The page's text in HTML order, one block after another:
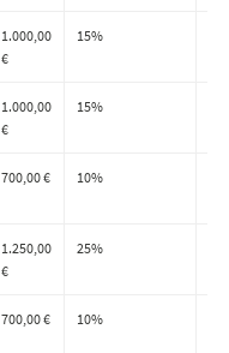
1.000,00
€
15%
1.000,00
€
15%
700,00 € 10%
1.250,00
€
25%
700,00 € 10%